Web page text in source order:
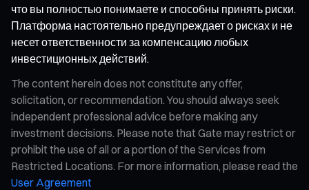
что вы полностью понимаете и способны принять риски.
Платформа настоятельно предупреждает о рисках и не
несет ответственности за компенсацию любых
инвестиционных действий.
The content herein does not constitute any offer,
solicitation, or recommendation. You should always seek
independent professional advice before making any
investment decisions. Please note that Gate may restrict or
prohibit the use of all or a portion of the Services from
Restricted Locations. For more information, please read the
User Agreement